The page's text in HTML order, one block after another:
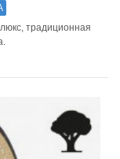
традиционная